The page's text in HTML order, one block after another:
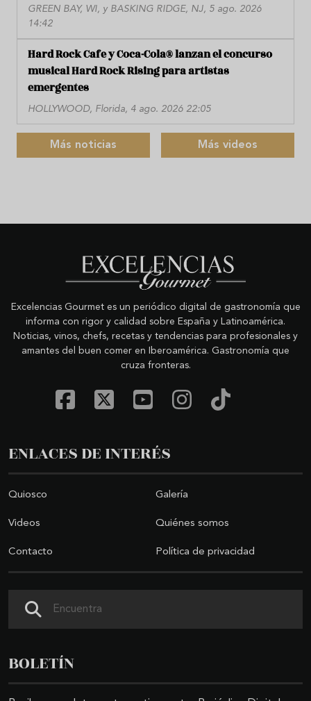
GREEN BAY, WI, y BASKING RIDGE, NJ, 5 ago. 2026
14:42
Hard Rock Cafe y Coca-Cola® lanzan el concurso
musical Hard Rock Rising para artistas
emergentes
HOLLYWOOD, Florida, 4 ago. 2026 22:05
Más noticias Más videos
Excelencias Gourmet es un periódico digital de gastronomía que
informa con rigor y calidad sobre España y Latinoamérica.
Noticias, vinos, chefs, recetas y tendencias para profesionales y
amantes del buen comer en Iberoamérica. Gastronomía que
cruza fronteras.
ENLACES DE INTERÉS
Quiosco Galería
Videos Quiénes somos
Contacto Política de privacidad
BOLETÍN